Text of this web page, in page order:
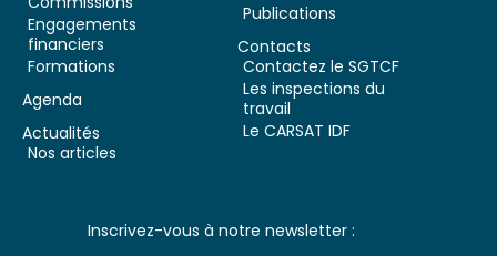
Engagements
financiers
Formations
Agenda
Actualités
Nos articles
Publications
Contacts
Contactez le SGTCF
Les inspections du
travail
Le CARSAT IDF
Inscrivez-vous à notre newsletter :